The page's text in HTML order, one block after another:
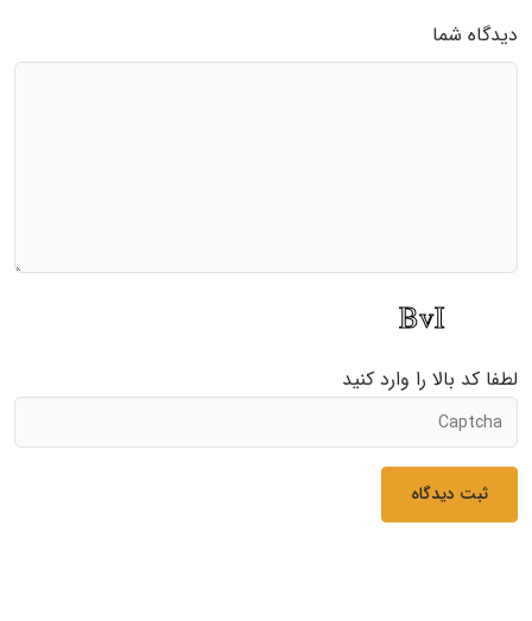
دیدگاه شما
لطفا کد بالا را وارد کنید
ثبت دیدگاه